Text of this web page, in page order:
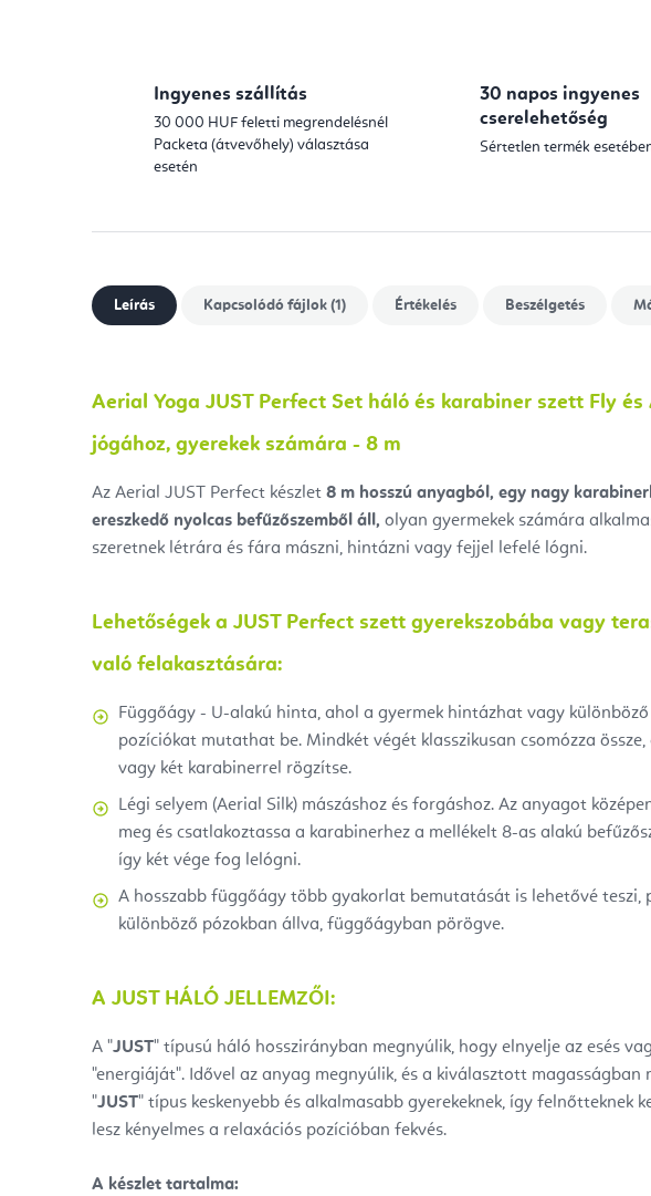
Ingyenes szállítás
30 000 HUF feletti megrendelésnél
Packeta (átvevőhely) választása
esetén
30 napos ingyenes
cserelehetőség
Sértetlen termék
Leírás Kapcsolódó fájlok (1) Értékelés Beszélgetés
Aerial Yoga JUST Perfect Set háló és karabiner szett Fly és
jógához, gyerekek számára - 8 m
Az Aerial JUST Perfect készlet 8 m hosszú anyagból, egy nagy
ereszkedő nyolcas befűzőszemből áll, olyan gyermekek számára
szeretnek létrára és fára mászni, hintázni vagy fejjel lefelé lógni.
Lehetőségek a JUST Perfect szett gyerekszobába vagy
való felakasztására:
Függőágy - U-alakú hinta, ahol a gyermek hintázhat vagy különböző
pozíciókat mutathat be. Mindkét végét klasszikusan csomózza össze,
vagy két karabinerrel rögzítse.
Légi selyem (Aerial Silk) mászáshoz és forgáshoz. Az anyagot
meg és csatlakoztassa a karabinerhez a mellékelt 8-as alakú
így két vége fog lelógni.
A hosszabb függőágy több gyakorlat bemutatását is lehetővé teszi,
különböző pózokban állva, függőágyban pörögve.
A JUST HÁLÓ JELLEMZŐI:
A "JUST" típusú háló hosszirányban megnyúlik, hogy elnyelje az esés
"energiáját". Idővel az anyag megnyúlik, és a kiválasztott magasságban
"JUST" típus keskenyebb és alkalmasabb gyerekeknek, így felnőtteknek
lesz kényelmes a relaxációs pozícióban fekvés.
A készlet tartalma: